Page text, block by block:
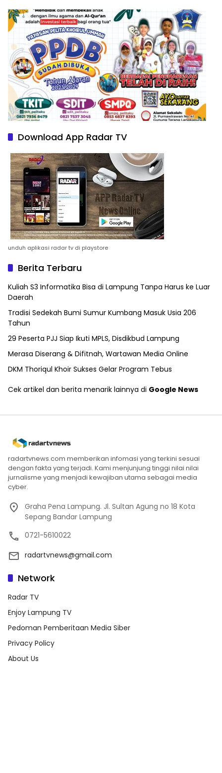
Download App Radar TV
unduh aplikasi radar tv di playstore
Berita Terbaru
Kuliah S3 Informatika Bisa di Lampung Tanpa Harus ke Luar
Daerah
Tradisi Sedekah Bumi Sumur Kumbang Masuk Usia 206
Tahun
29 Peserta PJJ Siap Ikuti MPLS, Disdikbud Lampung
Merasa Diserang & Difitnah, Wartawan Media Online
DKM Thoriqul Khoir Sukses Gelar Program Tebus
Cek artikel dan berita menarik lainnya di Google News
radartvnews.com memberikan infomasi yang terkini sesuai
dengan fakta yang terjadi. Kami menjunjung tinggi nilai nilai
jurnalisme yang menjadi kewajiban utama sebagai media
cyber.
Graha Pena Lampung. Jl. Sultan Agung no 18 Kota
Sepang Bandar Lampung
0721-5610022
radartvnews@gmail.com
Network
Radar TV
Enjoy Lampung TV
Pedoman Pemberitaan Media Siber
Privacy Policy
About Us